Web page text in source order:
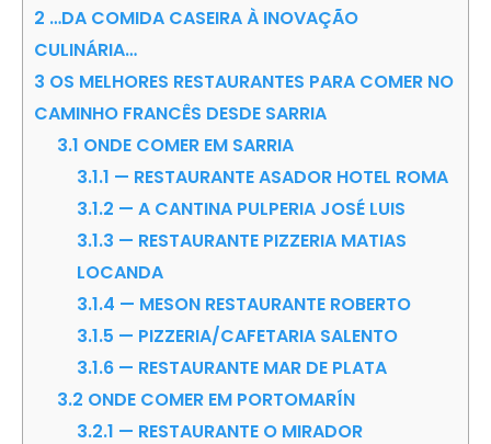
2 …DA COMIDA CASEIRA À INOVAÇÃO
CULINÁRIA…
3 OS MELHORES RESTAURANTES PARA COMER NO
CAMINHO FRANCÊS DESDE SARRIA
3.1 ONDE COMER EM SARRIA
3.1.1 — RESTAURANTE ASADOR HOTEL ROMA
3.1.2 — A CANTINA PULPERIA JOSÉ LUIS
3.1.3 — RESTAURANTE PIZZERIA MATIAS
LOCANDA
3.1.4 — MESON RESTAURANTE ROBERTO
3.1.5 — PIZZERIA/CAFETARIA SALENTO
3.1.6— RESTAURANTE MAR DE PLATA
3.2 ONDE COMER EM PORTOMARÍN
3.2.1 — RESTAURANTE O MIRADOR